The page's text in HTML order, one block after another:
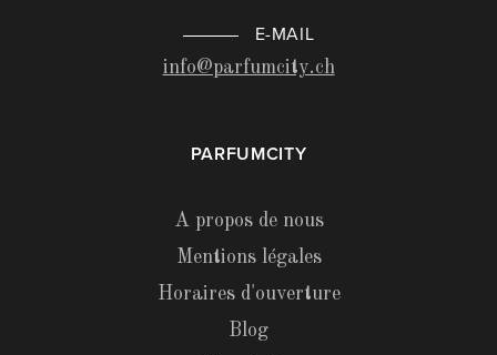
E-MAIL
info@parfumcity.ch
PARFUMCITY
A propos de nous
Mentions légales
Horaires d'ouverture
Blog